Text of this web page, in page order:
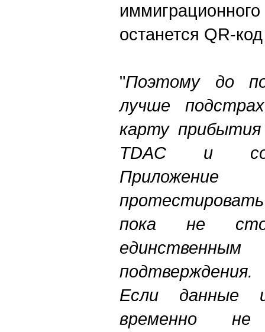
останется QR-
"Поэтому до
лучше
карту
TDAC и
пока не
подтверждения.
Если данные
временно